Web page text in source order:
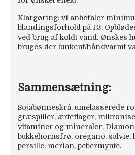
Klargøring: vi anbefaler
blandingsforhold på 1:3.
ved brug af koldt vand. Ønskes
bruges der lunkent/håndvarmt
Sammensætning:
Sojabønneskrå, umelasserede
græspiller, ærteflager,
vitaminer og mineraler,
bukkehornsfrø, oregano, salvie,
persille, merian, pebermynte.